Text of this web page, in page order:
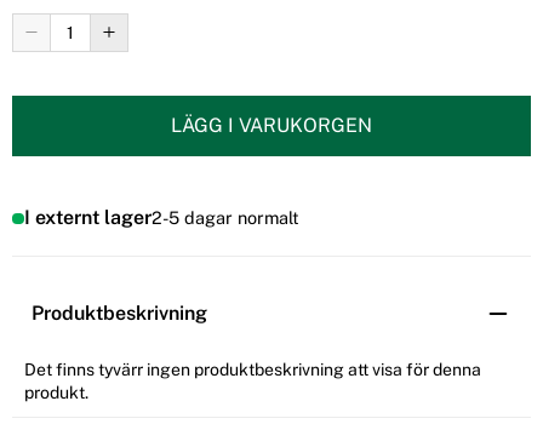
LÄGG I VARUKORGEN
I externt lager2-5 dagar normalt
Produktbeskrivning
Det finns tyvärr ingen produktbeskrivning att visa för denna
produkt.